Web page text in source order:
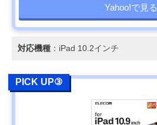
Yahoo!で見る
対応機種 ：iPad 10.2インチ
PICK UP③